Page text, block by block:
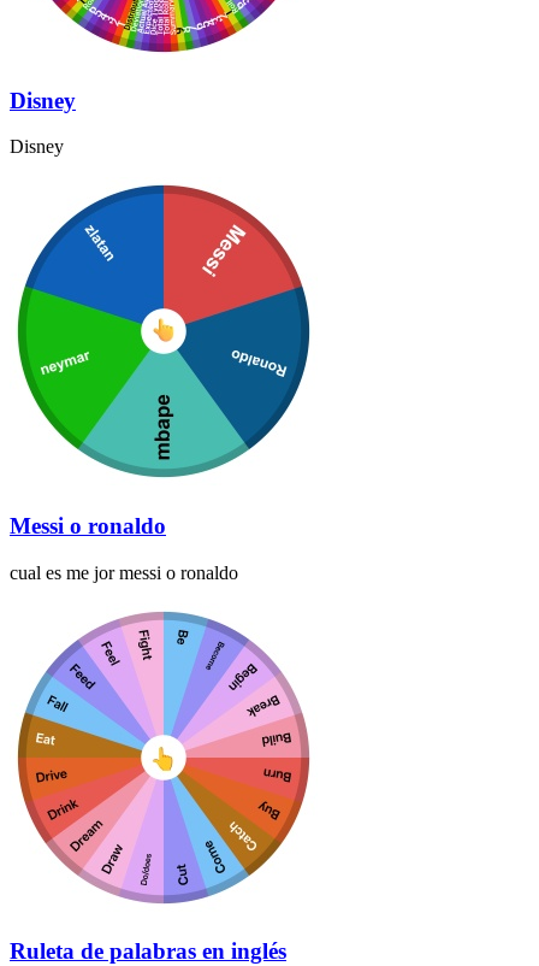
Disney
Disney
Messi o ronaldo
cual es me jor messi o ronaldo
Ruleta de palabras en inglés